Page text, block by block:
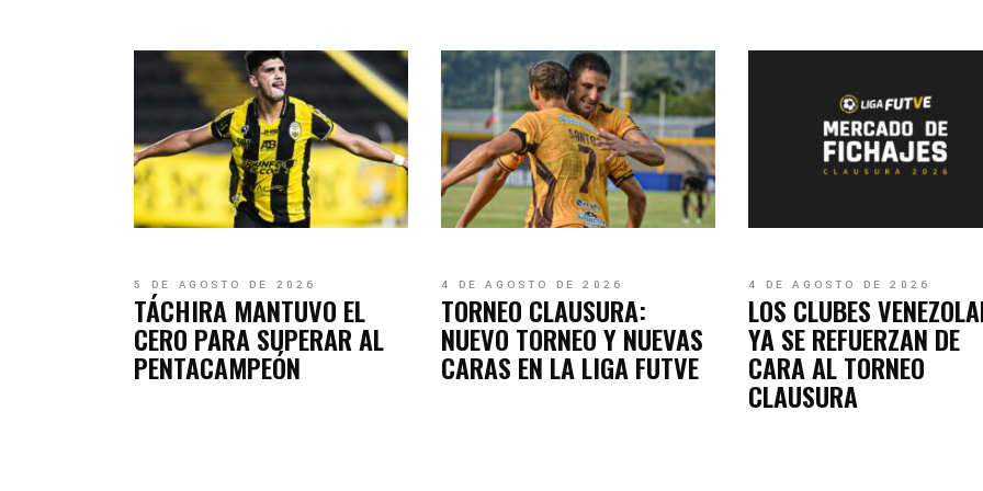
5 DE AGOSTO DE 2026
TÁCHIRA MANTUVO EL
CERO PARA SUPERAR AL
PENTACAMPEÓN
4 DE AGOSTO DE 2026
TORNEO CLAUSURA:
NUEVO TORNEO Y NUEVAS
CARAS EN LA LIGA FUTVE
4 DE AGOSTO DE 2026
LOS CLUBES
YA SE REFUERZAN DE
CARA AL TORNEO
CLAUSURA